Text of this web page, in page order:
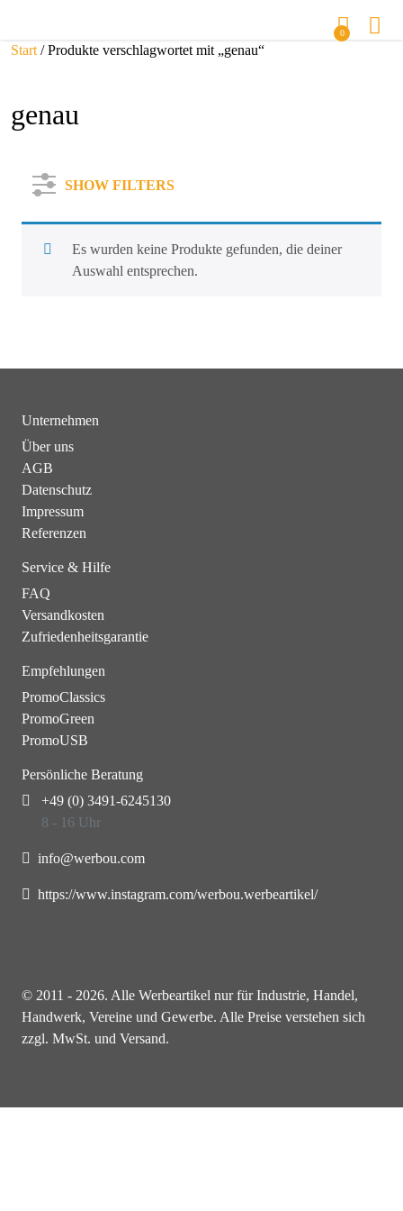
0
Start / Produkte verschlagwortet mit „genau“
genau
SHOW FILTERS
Es wurden keine Produkte gefunden, die deiner
Auswahl entsprechen.
Unternehmen
Über uns
AGB
Datenschutz
Impressum
Referenzen
Service & Hilfe
FAQ
Versandkosten
Zufriedenheitsgarantie
Empfehlungen
PromoClassics
PromoGreen
PromoUSB
Persönliche Beratung
+49 (0) 3491-6245130
8 - 16 Uhr
info@werbou.com
https://www.instagram.com/werbou.werbeartikel/
© 2011 - 2026. Alle Werbeartikel nur für Industrie, Handel,
Handwerk, Vereine und Gewerbe. Alle Preise verstehen sich
zzgl. MwSt. und Versand.